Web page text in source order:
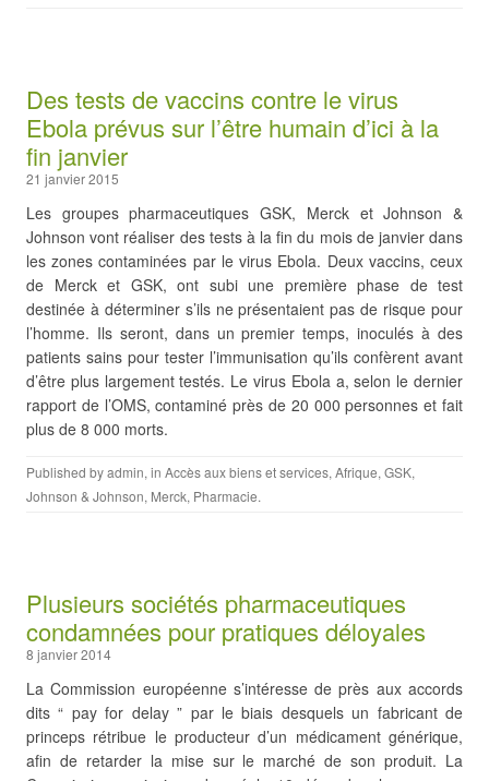
Des tests de vaccins contre le virus
Ebola prévus sur l’être humain d’ici à la
fin janvier
21 janvier 2015
Les groupes pharmaceutiques GSK, Merck et Johnson &
Johnson vont réaliser des tests à la fin du mois de janvier dans
les zones contaminées par le virus Ebola. Deux vaccins, ceux
de Merck et GSK, ont subi une première phase de test
destinée à déterminer s’ils ne présentaient pas de risque pour
l’homme. Ils seront, dans un premier temps, inoculés à des
patients sains pour tester l’immunisation qu’ils confèrent avant
d’être plus largement testés. Le virus Ebola a, selon le dernier
rapport de l’OMS, contaminé près de 20 000 personnes et fait
plus de 8 000 morts.
Published byadmin, in Accès aux biens et services, Afrique, GSK,
Johnson & Johnson, Merck, Pharmacie.
Plusieurs sociétés pharmaceutiques
condamnées pour pratiques déloyales
8 janvier 2014
La Commission européenne s’intéresse de près aux accords
dits “ pay for delay ” par le biais desquels un fabricant de
princeps rétribue le producteur d’un médicament générique,
afin de retarder la mise sur le marché de son produit. La